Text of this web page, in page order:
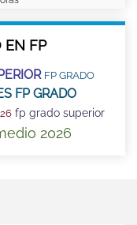
EN FP
FP GRADO
FP GRADO
fp grado superior
2026